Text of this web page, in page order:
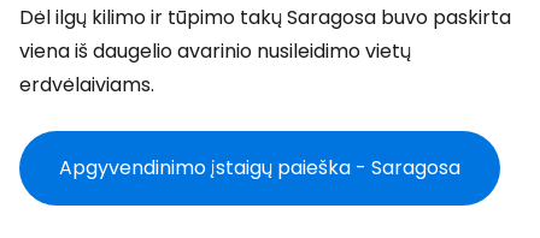
Dėl ilgų kilimo ir tūpimo takų Saragosa buvo paskirta
viena iš daugelio avarinio nusileidimo vietų
erdvėlaiviams.
Apgyvendinimo įstaigų paieška - Saragosa